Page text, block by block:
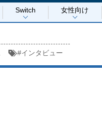
Switch 女性向け
#インタビュー